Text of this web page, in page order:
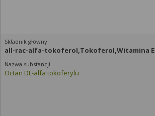
all-rac-alfa-tokoferol,Tokoferol,Witamina E
Octan DL-alfa tokoferylu